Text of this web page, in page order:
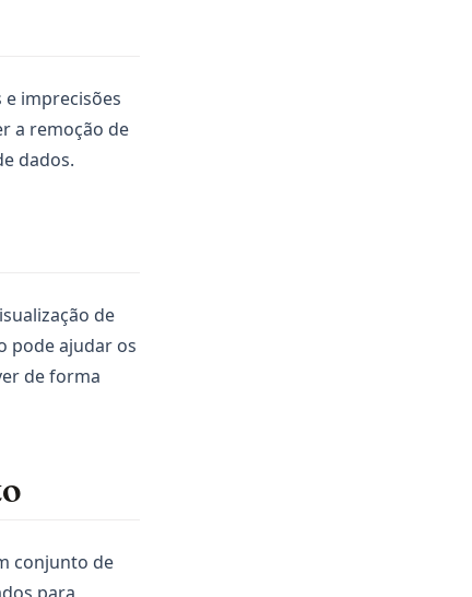
imprecisões
a remoção de
dados.
de
pode ajudar os
de forma
conjunto de